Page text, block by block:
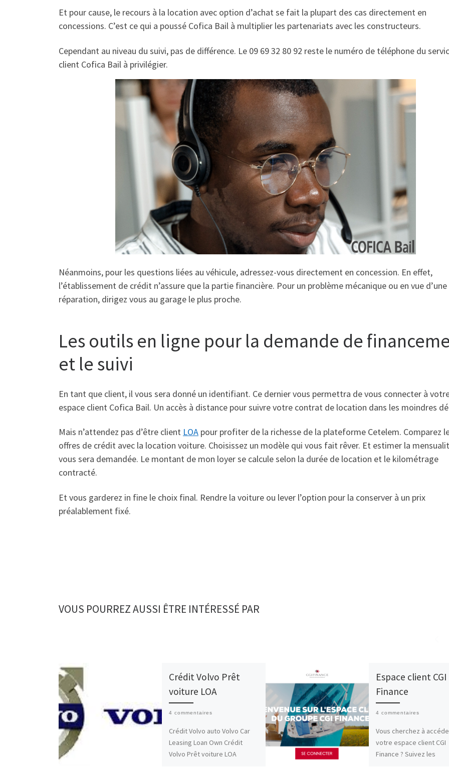
Et pour cause, le recours à la location avec option d’achat se fait la plupart des cas directement en
concessions. C’est ce qui a poussé Cofica Bail à multiplier les partenariats avec les constructeurs.
Cependant au niveau du suivi, pas de différence. Le 09 69 32 80 92 reste le numéro de téléphone du
client Cofica Bail à privilégier.
Néanmoins, pour les questions liées au véhicule, adressez-vous directement en concession. En effet,
l’établissement de crédit n’assure que la partie financière. Pour un problème mécanique ou en vue d’une
réparation, dirigez vous au garage le plus proche.
Les outils en ligne pour la demande de
et le suivi
En tant que client, il vous sera donné un identifiant. Ce dernier vous permettra de vous connecter à
espace client Cofica Bail. Un accès à distance pour suivre votre contrat de location dans les moindres
Mais n’attendez pas d’être client LOA pour profiter de la richesse de la plateforme Cetelem. Comparez
offres de crédit avec la location voiture. Choisissez un modèle qui vous fait rêver. Et estimer la
vous sera demandée. Le montant de mon loyer se calcule selon la durée de location et le kilométrage
contracté.
Et vous garderez in fine le choix final. Rendre la voiture ou lever l’option pour la conserver à un prix
préalablement fixé.
VOUS POURREZ AUSSI ÊTRE INTÉRESSÉ PAR
Crédit Volvo Prêt
voiture LOA
4 commentaires
Crédit Volvo auto Volvo Car
Leasing Loan Own Crédit
Volvo Prêt voiture LOA
Espace client CGI
Finance
4 commentaires
Vous cherchez à
votre espace client CGI
Finance ? Suivez les